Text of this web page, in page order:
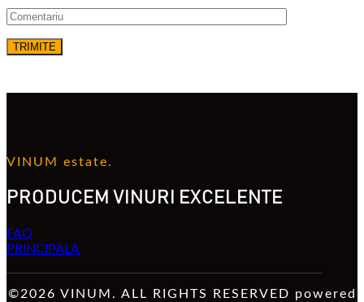
VINUM estate.
PRODUCEM VINURI EXCELENTE
FAQ
PRINCIPALA
©2026 VINUM. ALL RIGHTS RESERVED powered